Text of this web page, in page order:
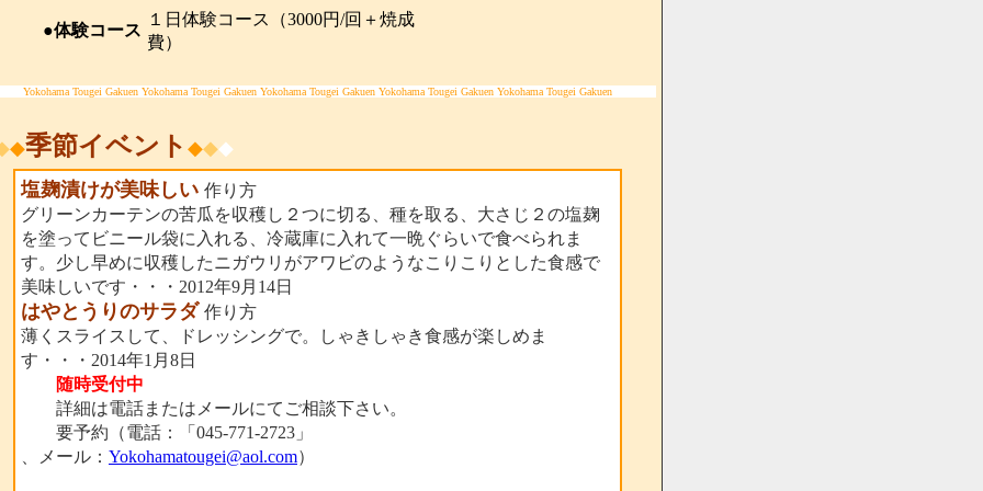
●体験コース
１日体験コース（3000円/回＋焼成
費）
Yokohama Tougei Gakuen Yokohama Tougei Gakuen Yokohama Tougei Gakuen Yokohama Tougei Gakuen Yokohama Tougei Gakuen
◆季節イベント ◆◆◆
塩麹漬けが美味しい 作り方
グリーンカーテンの苦瓜を収穫し２つに切る、種を取る、大さじ２の塩麹
を塗ってビニール袋に入れる、冷蔵庫に入れて一晩ぐらいで食べられま
す。少し早めに収穫したニガウリがアワビのようなこりこりとした食感で
美味しいです・・・2012年9月14日
はやとうりのサラダ 作り方
薄くスライスして、ドレッシングで。しゃきしゃき食感が楽しめま
す・・・2014年1月8日
随時受付中
詳細は電話またはメールにてご相談下さい。
要予約（電話：「045-771-2723」
、メール： Yokohamatougei@aol.com）